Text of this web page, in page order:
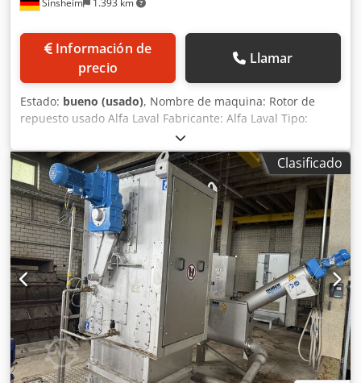
Sinsheim 1.393 km
Información de
precio
Llamar
Estado: bueno (usado), Nombre de maquina: Rotor de
repuesto usado Alfa Laval Fabricante: Alfa Laval Tipo:
ALDEC 506 Año de fabricación: - Csdpfoza Dt Tsx Ac Tsrf
Diámetro interno: 450 mm Longitud interna tambor: 1.240
mm Material: Acero inoxidable Dimensiones: Largo 1.930 x
ancho 450 x alto 450 mm Peso en vacío: 1.000 kg
Documentación técnica: No Condición: Usado-bueno
Precio: A solicitud
Clasificado